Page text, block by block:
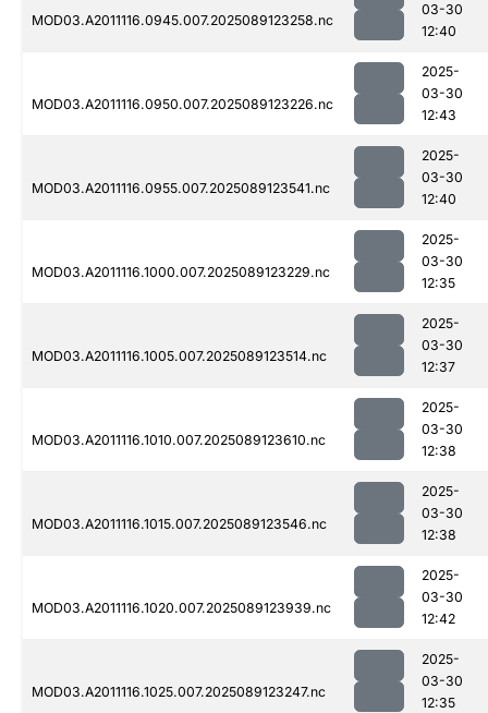
MOD03.A2011116.0945.007.2025089123258.nc
03-30
12:40
MOD03.A2011116.0950.007.2025089123226.nc
2025-
03-30
12:43
MOD03.A2011116.0955.007.2025089123541.nc
2025-
03-30
12:40
MOD03.A2011116.1000.007.2025089123229.nc
2025-
03-30
12:35
MOD03.A2011116.1005.007.2025089123514.nc
2025-
03-30
12:37
MOD03.A2011116.1010.007.2025089123610.nc
2025-
03-30
12:38
MOD03.A2011116.1015.007.2025089123546.nc
2025-
03-30
12:38
MOD03.A2011116.1020.007.2025089123939.nc
2025-
03-30
12:42
MOD03.A2011116.1025.007.2025089123247.nc
2025-
03-30
12:35